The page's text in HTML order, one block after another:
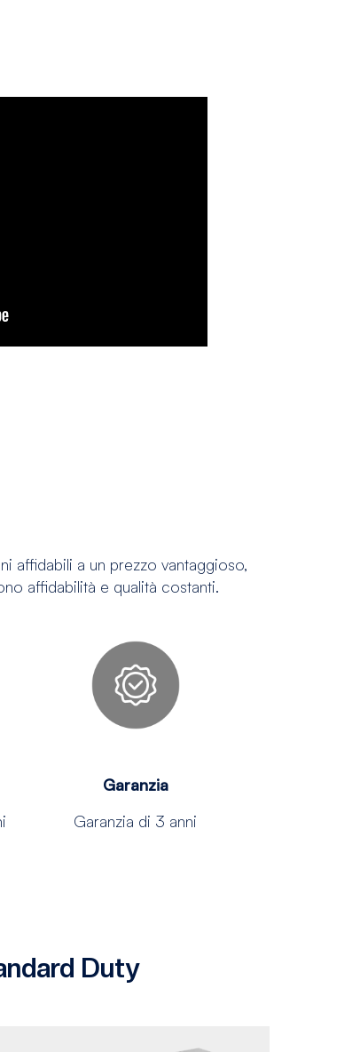
affidabili a un prezzo vantaggioso,
affidabilità e qualità costanti.
Garanzia
Garanzia di 3 anni
Duty